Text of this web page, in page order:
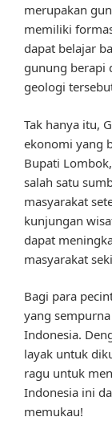
merupakan
memiliki
dapat belajar
gunung berapi
geologi
Tak hanya itu,
ekonomi yang
Bupati
salah satu
masyarakat
kunjungan
dapat
masyarakat
Bagi para
yang
Indonesia.
layak untuk
ragu untuk
Indonesia ini
memukau!